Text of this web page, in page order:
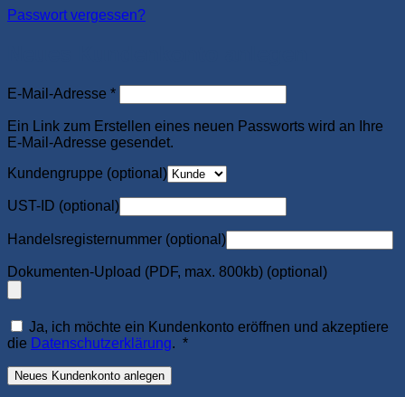
Passwort vergessen?
E-Mail-Adresse *Erforderlich
Ein Link zum Erstellen eines neuen Passworts wird an Ihre
E-Mail-Adresse gesendet.
Kundengruppe (optional)
UST-ID (optional)
Handelsregisternummer (optional)
Dokumenten-Upload (PDF, max. 800kb) (optional)
Ja, ich möchte ein Kundenkonto eröffnen und akzeptiere
die Datenschutzerklärung. *Erforderlich
Neues Kundenkonto anlegen